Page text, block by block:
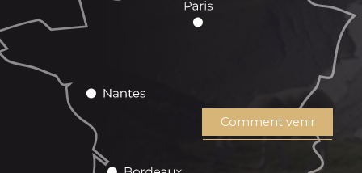
Comment venir